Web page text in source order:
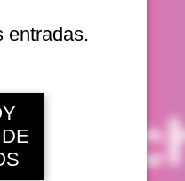
entradas.